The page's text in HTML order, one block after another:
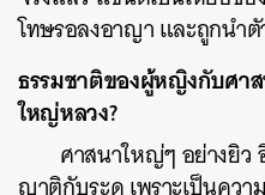
โทษรอลงอาญา และถูกนำ
ธรรมชาติของผู้หญิงกับศา
ใหญ่หลวง?
ศาสนาใหญ่ๆ อย่างยิ